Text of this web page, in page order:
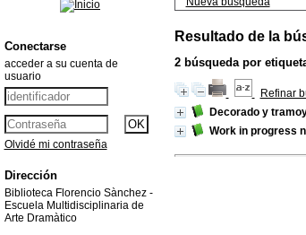
Resultado de la
2búsqueda por
Refinar
Decorado y
Work in progress
Conectarse
acceder a su cuenta de
usuario
Olvidé mi contraseña
Dirección
Biblioteca Florencio Sànchez -
Escuela Multidisciplinaria de
Arte Dramàtico